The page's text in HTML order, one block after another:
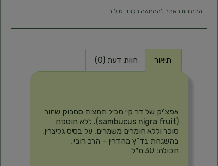
התמונות באתר להמחשה בלבד. ט.ל.ח
תיאור חוות דעת (0)
אפצ’יק של דר קיי מכיל תמצית סמבוק שחור
(sambucus nigra fruit). ללא תוספת
סוכר וללא חומרים משמרים, על בסיס גליצרין.
בהשגחת בד”ץ מהדרין – הרב רובין.
תכולה: 30 מ״ל